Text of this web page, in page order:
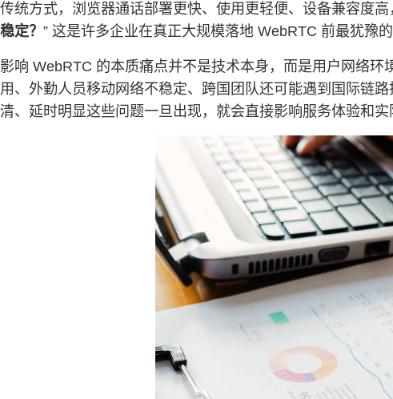
传统方式，浏览器通话部署更快、使用更轻便、设备兼容度高
稳定？ ” 这是许多企业在真正大规模落地 WebRTC 前最犹豫的
影响 WebRTC 的本质痛点并不是技术本身，而是用户网络
用、外勤人员移动网络不稳定、跨国团队还可能遇到国际
清、延时明显这些问题一旦出现，就会直接影响服务体验和实